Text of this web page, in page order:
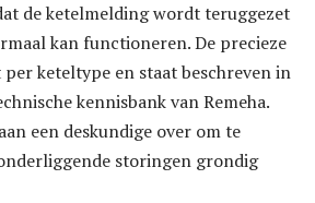
de ketelmelding wordt teruggezet
kan functioneren. De precieze
keteltype en staat beschreven in
kennisbank van Remeha.
een deskundige over om te
storingen grondig